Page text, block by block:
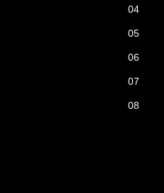
04
05
06
07
08